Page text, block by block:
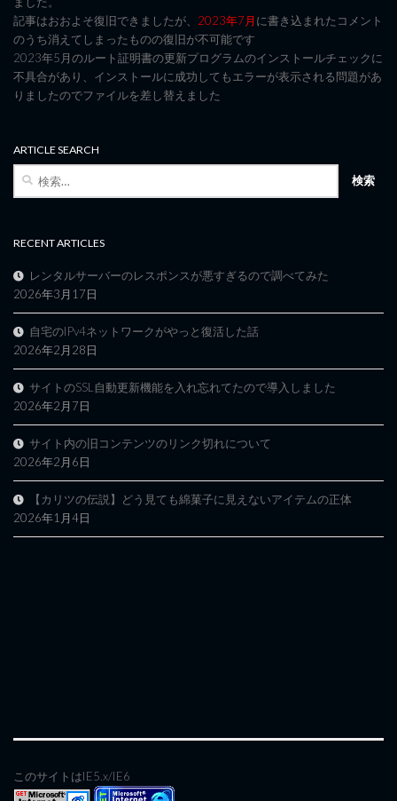
記事はおおよそ復旧できましたが、 2023年7月に書き込まれたコメント
のうち消えてしまったものの復旧が不可能です
2023年5月のルート証明書の更新プログラムのインストールチェックに
不具合があり、インストールに成功してもエラーが表示される問題があ
りましたのでファイルを差し替えました
ARTICLE SEARCH
RECENT ARTICLES
レンタルサーバーのレスポンスが悪すぎるので調べてみた
2026年3月17日
自宅のIPv4ネットワークがやっと復活した話
2026年2月28日
サイトのSSL自動更新機能を入れ忘れてたので導入しました
2026年2月7日
サイト内の旧コンテンツのリンク切れについて
2026年2月6日
【カリツの伝説】どう見ても綿菓子に見えないアイテムの正体
2026年1月4日
このサイトはIE5.x/IE6